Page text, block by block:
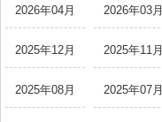
2026年04月 2026年03月
2025年12月 2025年11月
2025年08月 2025年07月